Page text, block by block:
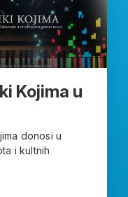
Kojima u
donosi u
i kultnih